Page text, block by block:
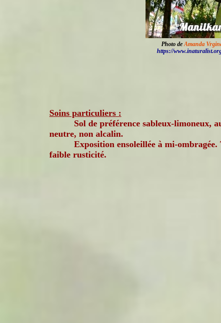
Photo deAmanda
https://
Soins particuliers :
Sol de préférence sableux-limoneux,
neutre, non alcalin.
Exposition ensoleillée à mi-ombragée.
faible rusticité.